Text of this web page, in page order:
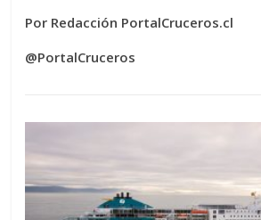
Por Redacción PortalCruceros.cl
@PortalCruceros